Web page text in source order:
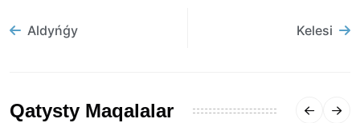
Aldyńǵy Kelesi
Qatysty Maqalalar